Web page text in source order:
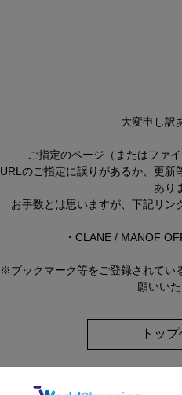
大変申し訳
ご指定のページ（またはファ
URLのご指定に誤りがあるか、更
あり
お手数とは思いますが、下記リン
・CLANE / MANOF
※ブックマーク等をご登録されてい
願いいた
トッ